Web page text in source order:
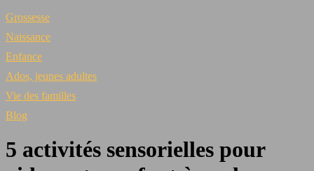
Grossesse
Naissance
Enfance
Ados, jeunes adultes
Vie des familles
Blog
5 activités sensorielles pour